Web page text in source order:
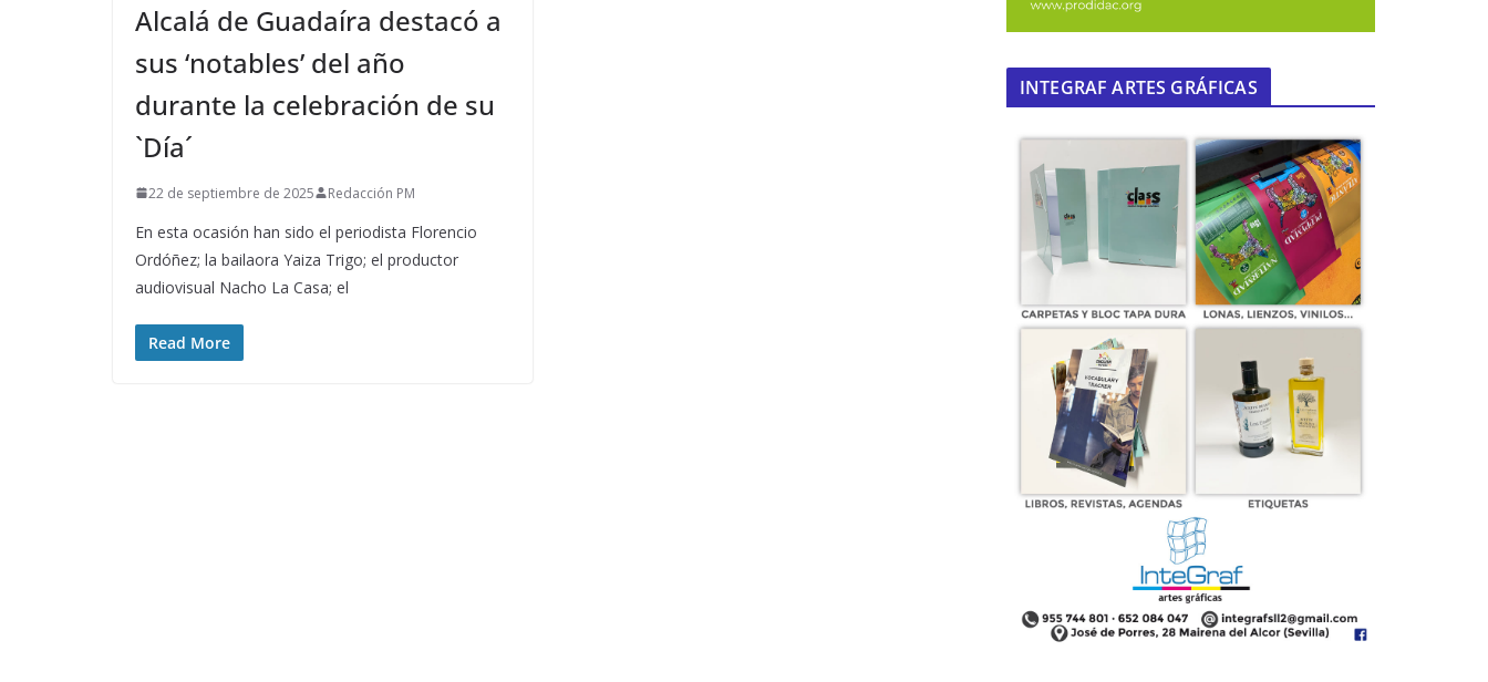
Alcalá de Guadaíra destacó a
sus ‘notables’ del año
durante la celebración de su
`Día´
22 de septiembre de 2025 Redacción PM
En esta ocasión han sido el periodista Florencio
Ordóñez; la bailaora Yaiza Trigo; el productor
audiovisual Nacho La Casa; el
Read More
INTEGRAF ARTES GRÁFICAS